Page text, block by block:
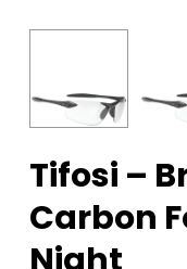
Tifosi –
Carbon